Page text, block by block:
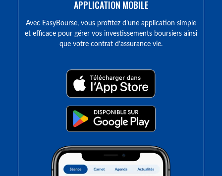
APPLICATION MOBILE
Avec EasyBourse, vous profitez d’une application simple
et efficace pour gérer vos investissements boursiers ainsi
que votre contrat d’assurance vie.